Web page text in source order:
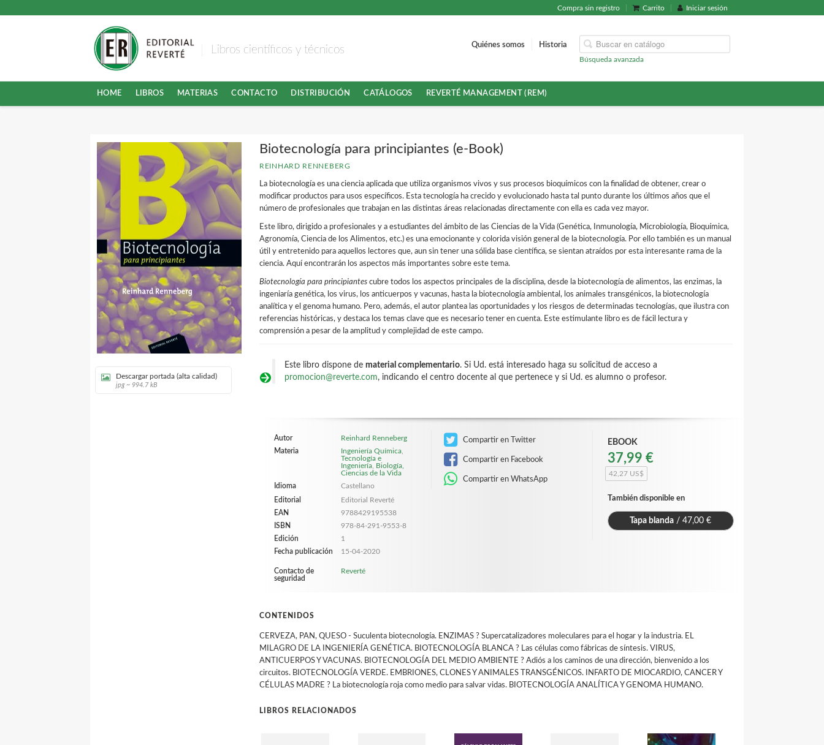
Compra sin registro Carrito Iniciar sesión
Libros científicos y técnicos
Búsqueda avanzada
Quiénes somos Historia
HOME LIBROS MATERIAS CONTACTO DISTRIBUCIÓN CATÁLOGOS REVERTÉ MANAGEMENT (REM)
Descargar portada (alta calidad)
jpg ~ 994.7 kB
Biotecnología para principiantes (e-Book)
REINHARD RENNEBERG
La biotecnología es una ciencia aplicada que utiliza organismos vivos y sus procesos bioquímicos con la finalidad de obtener, crear o
modificar productos para usos específicos. Esta tecnología ha crecido y evolucionado hasta tal punto durante los últimos años que el
número de profesionales que trabajan en las distintas áreas relacionadas directamente con ella es cada vez mayor.
Este libro, dirigido a profesionales y a estudiantes del ámbito de las Ciencias de la Vida (Genética, Inmunología, Microbiología, Bioquímica,
Agronomía, Ciencia de los Alimentos, etc.) es una emocionante y colorida visión general de la biotecnología. Por ello también es un manual
útil y entretenido para aquellos lectores que, aun sin tener una sólida base científica, se sientan atraídos por esta interesante rama de la
ciencia. Aquí encontrarán los aspectos más importantes sobre este tema.
Biotecnología para principiantes cubre todos los aspectos principales de la disciplina, desde la biotecnología de alimentos, las enzimas, la
ingeniaría genética, los virus, los anticuerpos y vacunas, hasta la biotecnología ambiental, los animales transgénicos, la biotecnología
analítica y el genoma humano. Pero, además, el autor plantea las oportunidades y los riesgos de determinadas tecnologías, que ilustra con
referencias históricas, y destaca los temas clave que es necesario tener en cuenta. Este estimulante libro es de fácil lectura y
comprensión a pesar de la amplitud y complejidad de este campo.
Este libro dispone dematerial complementario. Si Ud. está interesado haga su solicitud de acceso a
promocion@reverte.com, indicando el centro docente al que pertenece y si Ud. es alumno o profesor.
Autor
Reinhard Renneberg
Materia
Ingeniería Química
Tecnología e
Ingeniería Biología,
Ciencias de la Vida
Idioma
Castellano
Editorial
Editorial Reverté
EAN
9788429195538
ISBN
978-84-291-9553-8
Edición
1
Fecha publicación
15-04-2020
Contacto de
seguridad
Reverté
Compartir en Twitter
Compartir en Facebook
Compartir en WhatsApp
EBOOK
37,99 €
42,27 US$
También disponible en
Tapa blanda / 47,00 €
CONTENIDOS
CERVEZA, PAN, QUESO - Suculenta biotecnología. ENZIMAS ? Supercatalizadores moleculares para el hogar y la industria. EL
MILAGRO DE LA INGENIERÍA GENÉTICA. BIOTECNOLOGÍA BLANCA ? Las células como fábricas de síntesis. VIRUS,
ANTICUERPOS Y VACUNAS. BIOTECNOLOGÍA DEL MEDIO AMBIENTE ? Adiós a los caminos de una dirección, bienvenido a los
circuitos. BIOTECNOLOGÍA VERDE. EMBRIONES, CLONES Y ANIMALES TRANSGÉNICOS. INFARTO DE MIOCARDIO, CANCER Y
CÉLULAS MADRE ? La biotecnología roja como medio para salvar vidas. BIOTECNOLOGÍA ANALÍTICA Y GENOMA HUMANO.
LIBROS RELACIONADOS